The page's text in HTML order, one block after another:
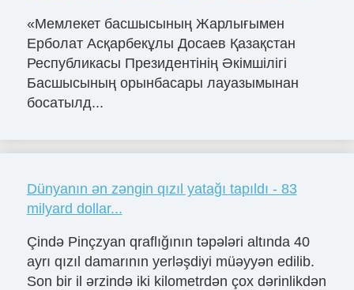
«Мемлекет басшысының Жарлығымен
Ерболат Асқарбекұлы Досаев Қазақстан
Республикасы Президентінің Әкімшілігі
Басшысының орынбасары лауазымынан
босатылд...
Dünyanın ən zəngin qızıl yatağı tapıldı - 83
milyard dollar...
Çində Pinçzyan qraflığının təpələri altında 40
ayrı qızıl damarının yerləşdiyi müəyyən edilib.
Son bir il ərzində iki kilometrdən çox dərinlikdən